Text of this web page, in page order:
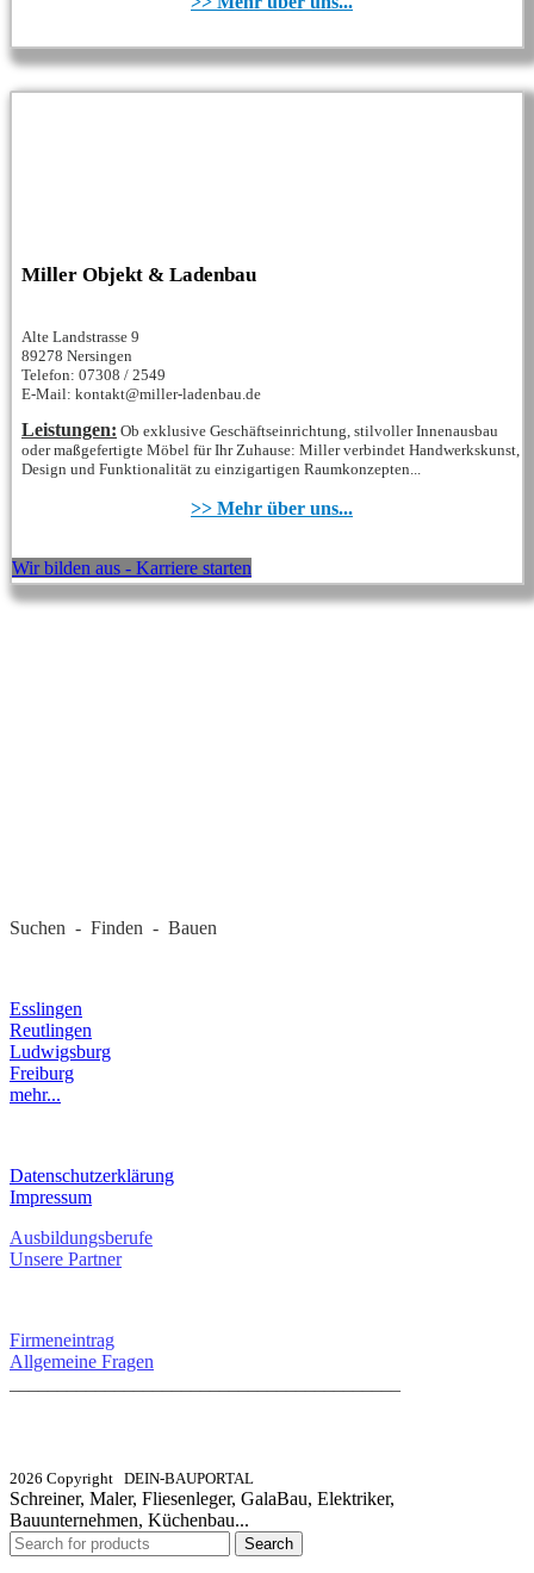
Miller Objekt & Ladenbau
Alte Landstrasse 9
89278 Nersingen
Telefon: 07308 / 2549
E-Mail: kontakt@miller-ladenbau.de
Leistungen: Ob exklusive Geschäftseinrichtung, stilvoller Innenausbau
oder maßgefertigte Möbel für Ihr Zuhause: Miller verbindet Handwerkskunst,
Design und Funktionalität zu einzigartigen Raumkonzepten...
>> Mehr über uns...
Wir bilden aus - Karriere starten
Suchen - Finden - Bauen
Esslingen
Reutlingen
Ludwigsburg
Freiburg
mehr...
Datenschutzerklärung
Impressum
Ausbildungsberufe
Unsere Partner
Firmeneintrag
Allgemeine Fragen
2026 Copyright DEIN-BAUPORTAL
Schreiner, Maler, Fliesenleger, GalaBau, Elektriker,
Bauunternehmen, Küchenbau...
Search